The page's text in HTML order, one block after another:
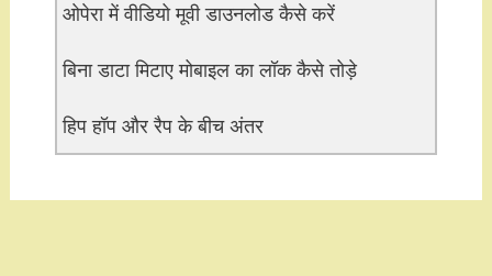
ओपेरा में वीडियो मूवी डाउनलोड कैसे करें
बिना डाटा मिटाए मोबाइल का लॉक कैसे तोड़े
हिप हॉप और रैप के बीच अंतर